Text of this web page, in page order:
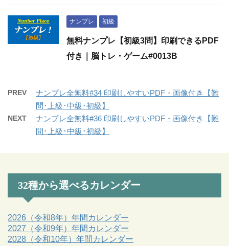
ナンプレ 初級
無料ナンプレ【初級3問】印刷できるPDF
付き｜脳トレ・ゲーム#0013B
PREV
ナンプレ全無料#34 印刷しやすいPDF・画像付き【難
問･上級･中級･初級】
NEXT
ナンプレ全無料#36 印刷しやすいPDF・画像付き【難
問･上級･中級･初級】
32種から選べるカレンダー
2026（令和8年）年間カレンダー
2027（令和9年）年間カレンダー
2028（令和10年）年間カレンダー